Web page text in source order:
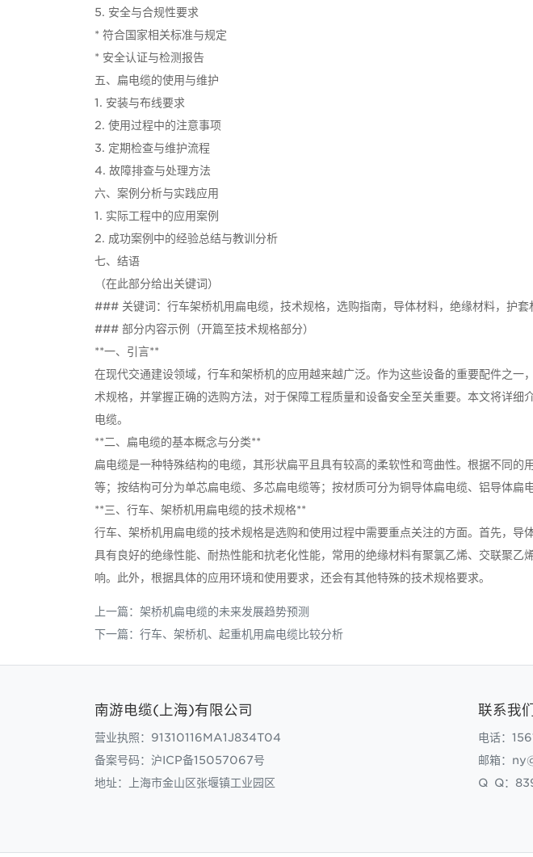
5. 安全与合规性要求
* 符合国家相关标准与规定
* 安全认证与检测报告
五、扁电缆的使用与维护
1. 安装与布线要求
2. 使用过程中的注意事项
3. 定期检查与维护流程
4. 故障排查与处理方法
六、案例分析与实践应用
1. 实际工程中的应用案例
2. 成功案例中的经验总结与教训分析
七、结语
（在此部分给出关键词）
### 关键词：行车架桥机用扁电缆，技术规格，选购指南，导体材料，绝缘材料，护套
### 部分内容示例（开篇至技术规格部分）
**一、引言**
在现代交通建设领域，行车和架桥机的应用越来越广泛。作为这些设备的重要配件之
术规格，并掌握正确的选购方法，对于保障工程质量和设备安全至关重要。本文将详
电缆。
**二、扁电缆的基本概念与分类**
扁电缆是一种特殊结构的电缆，其形状扁平且具有较高的柔软性和弯曲性。根据不同
等；按结构可分为单芯扁电缆、多芯扁电缆等；按材质可分为铜导体扁电缆、铝导体扁
**三、行车、架桥机用扁电缆的技术规格**
行车、架桥机用扁电缆的技术规格是选购和使用过程中需要重点关注的方面。首先，
具有良好的绝缘性能、耐热性能和抗老化性能，常用的绝缘材料有聚氯乙烯、交联聚
响。此外，根据具体的应用环境和使用要求，还会有其他特殊的技术规格要求。
上一篇： 架桥机扁电缆的未来发展趋势预测
下一篇： 行车、架桥机、起重机用扁电缆比较分析
南游电缆(上海)有限公司
营业执照：91310116MA1J834T04
备案号码： 沪ICP备15057067号
地址：上海市金山区张堰镇工业园区
联系我
电话：
邮箱：
Q Q：